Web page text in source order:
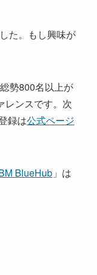
た。もし興味が
勢800名以上が
レンスです。次
録は公式ページ
BlueHub 」は